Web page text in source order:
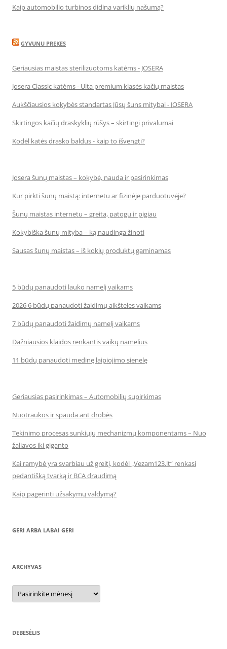
Kaip automobilio turbinos didina variklių našumą?
GYVUNU PREKES
Geriausias maistas sterilizuotoms katėms - JOSERA
Josera Classic katėms - Ulta premium klasės kačių maistas
Aukščiausios kokybės standartas Jūsų šuns mitybai - JOSERA
Skirtingos kačių draskyklių rūšys – skirtingi privalumai
Kodėl katės drasko baldus - kaip to išvengti?
Josera šunų maistas – kokybė, nauda ir pasirinkimas
Kur pirkti šunų maistą: internetu ar fizinėje parduotuvėje?
Šunų maistas internetu – greita, patogu ir pigiau
Kokybiška šunų mityba – ką naudinga žinoti
Sausas šunų maistas – iš kokių produktų gaminamas
5 būdų panaudoti lauko namelį vaikams
2026 6 būdų panaudoti žaidimų aikšteles vaikams
7 būdų panaudoti žaidimų namelį vaikams
Dažniausios klaidos renkantis vaikų namelius
11 būdų panaudoti medinę laipiojimo sienelę
Geriausias pasirinkimas – Automobilių supirkimas
Nuotraukos ir spauda ant drobės
Tekinimo procesas sunkiųjų mechanizmų komponentams – Nuo
žaliavos iki giganto
Kai ramybė yra svarbiau už greitį, kodėl „Vezam123.lt“ renkasi
pedantišką tvarką ir BCA draudimą
Kaip pagerinti užsakymų valdymą?
GERI ARBA LABAI GERI
ARCHYVAS
Archyvas
DEBESĖLIS